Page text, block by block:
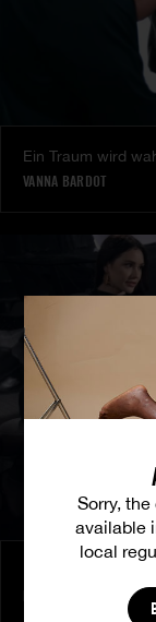
Sorry, the
available
local
Ein Traum wird
VANNA BARDOT
Brennende
MATTY